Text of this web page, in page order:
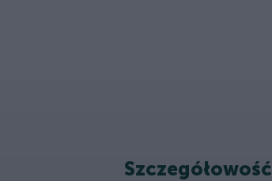
Szczegółowość